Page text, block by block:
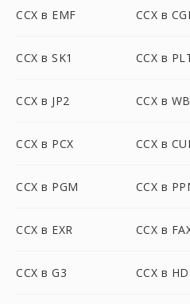
CCX в EMF CCX в
CCX в SK1 CCX в
CCX в JP2 CCX в
CCX в PCX CCX в
CCX в PGM CCX в
CCX в EXR CCX в
CCX в G3 CCX в